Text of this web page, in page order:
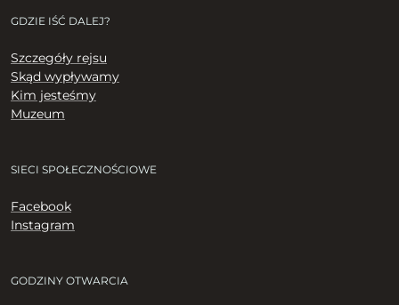
GDZIE IŚĆ DALEJ?
Szczegóły rejsu
Skąd wypływamy
Kim jesteśmy
Muzeum
SIECI SPOŁECZNOŚCIOWE
Facebook
Instagram
GODZINY OTWARCIA